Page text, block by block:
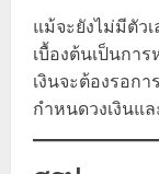
แม้จะยังไม่มีตัว
เบื้องต้นเป็นกา
เงินจะต้องรอก
กำหนดวงเงินแ